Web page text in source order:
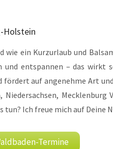
Holstein
wie ein Kurzurlaub und
und entspannen – das wirkt
auf angenehme Art
Mecklenburg
Ich freue mich auf Deine
Termine